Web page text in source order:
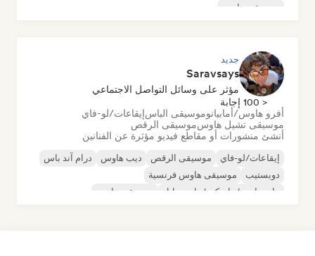
موسيقى هاوس
جديد
Saravsays
مؤثر على وسائل التواصل الاجتماعي
< 100 إجابة
أفرو هاوس/أمابيانوموسيقى الباسإيقاعات/لو-فاي
موسيقى تشيل هاوسموسيقى الرقص
أنشئ منشورات أو مقاطع فيديو مؤثرة عن الفنانين
إيقاعات/لو-فاي موسيقى الرقص ديب هاوس
درام آند باس
دوبستيب
موسيقى هاوس فرنسية
هارد دانس/هاردكور/هاردستايل
موسيقى هاوس